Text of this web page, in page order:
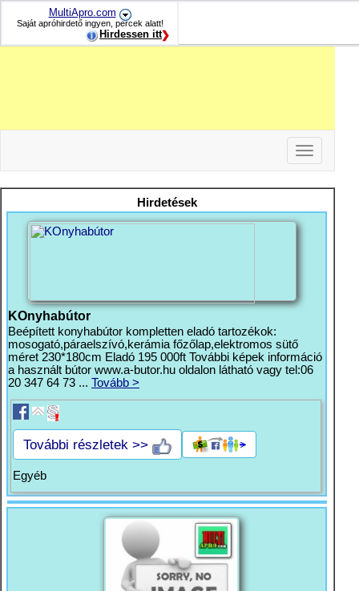
MultiApro.com
Saját apróhirdető ingyen, percek alatt!
Hirdessen itt
Toggle
navigation
-
-
Hirdetések
KOnyhabútor
Beépített konyhabútor kompletten eladó tartozékok:
mosogató,páraelszívó,kerámia főzőlap,elektromos sütő
méret 230*180cm Eladó 195 000ft További képek információ
a használt bútor www.a-butor.hu oldalon látható vagy tel:06
20 347 64 73 ... Tovább >
További részletek >>
Egyéb